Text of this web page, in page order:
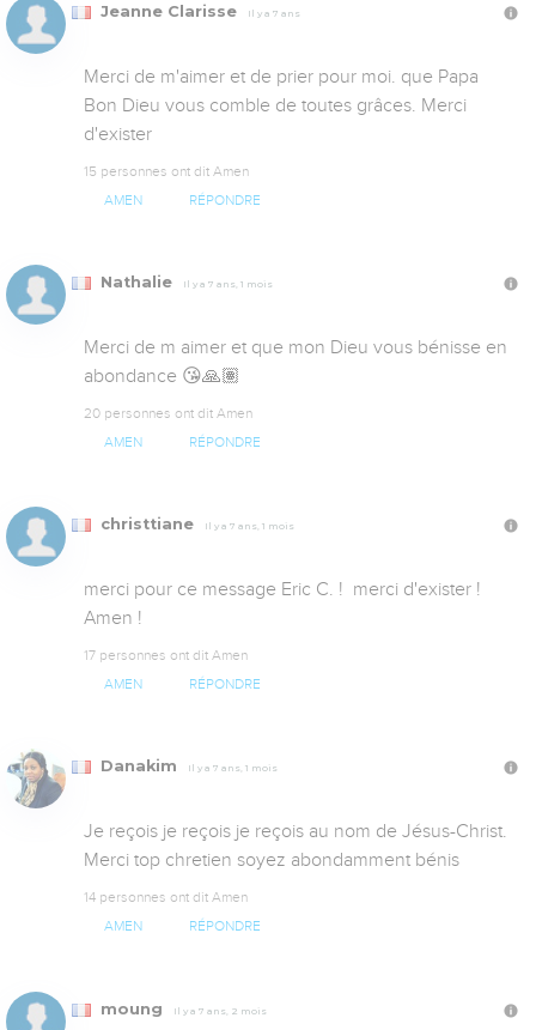
Jeanne Clarisse Il y a 7 ans
Merci de m'aimer et de prier pour moi. que Papa
Bon Dieu vous comble de toutes grâces. Merci
d'exister
15 personnes ont dit Amen
AMEN RÉPONDRE
Nathalie Il y a 7 ans, 1 mois
Merci de m aimer et que mon Dieu vous bénisse en
abondance 😘🙏🏽
20 personnes ont dit Amen
AMEN RÉPONDRE
christtiane Il y a 7 ans, 1 mois
merci pour ce message Eric C. !  merci d'exister !
Amen !
17 personnes ont dit Amen
AMEN RÉPONDRE
Danakim Il y a 7 ans, 1 mois
Je reçois je reçois je reçois au nom de Jésus-Christ.
Merci top chretien soyez abondamment bénis
14 personnes ont dit Amen
AMEN RÉPONDRE
moung Il y a 7 ans, 2 mois